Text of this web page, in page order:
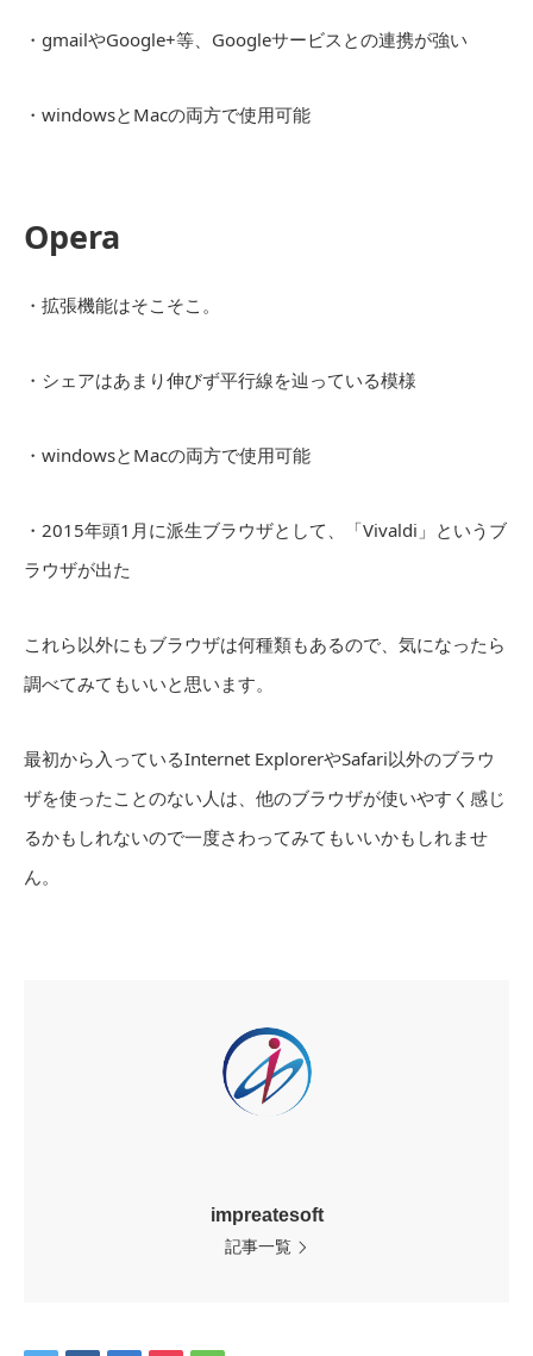
・gmailやGoogle+等、Googleサービスとの連携が強い
・windowsとMacの両方で使用可能
Opera
・拡張機能はそこそこ。
・シェアはあまり伸びず平行線を辿っている模様
・windowsとMacの両方で使用可能
・2015年頭1月に派生ブラウザとして、「Vivaldi」というブ
ラウザが出た
これら以外にもブラウザは何種類もあるので、気になったら
調べてみてもいいと思います。
最初から入っているInternet ExplorerやSafari以外のブラウ
ザを使ったことのない人は、他のブラウザが使いやすく感じ
るかもしれないので一度さわってみてもいいかもしれませ
ん。
impreatesoft
記事一覧